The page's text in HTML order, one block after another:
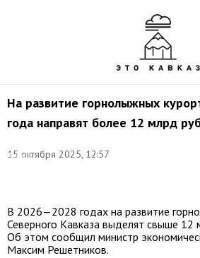
На развитие горнолыжных
года направят более 12 млрд
15 октября 2025, 12:57
Ахмат
В 2026—2028 годах на развитие
Северного Кавказа выделят свыше 12
Об этом сообщил министр
Максим Решетников.